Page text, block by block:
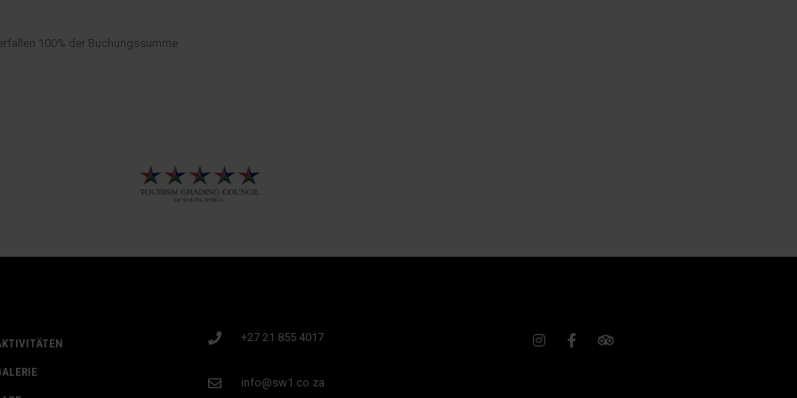
100% der Buchungssumme
+27 21 855 4017
info@sw1.co.za